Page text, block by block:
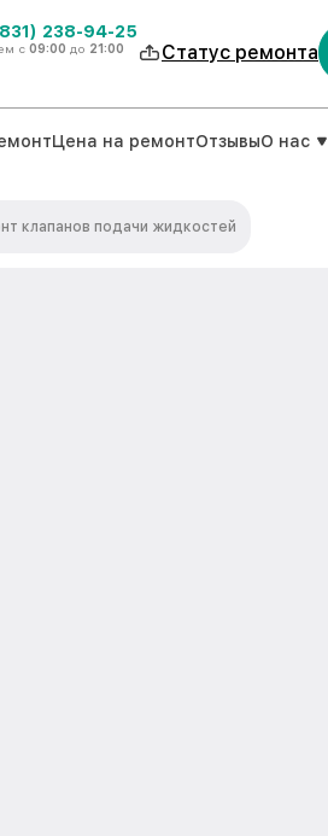
238-94-25
с 09:00 до 21:00 Статус ремонта
Цена на ремонтОтзывыО нас
клапанов подачи жидкостей